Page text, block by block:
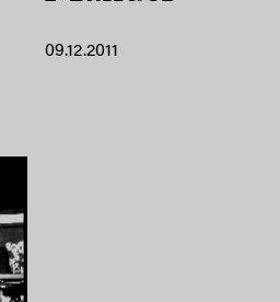
09.12.2011